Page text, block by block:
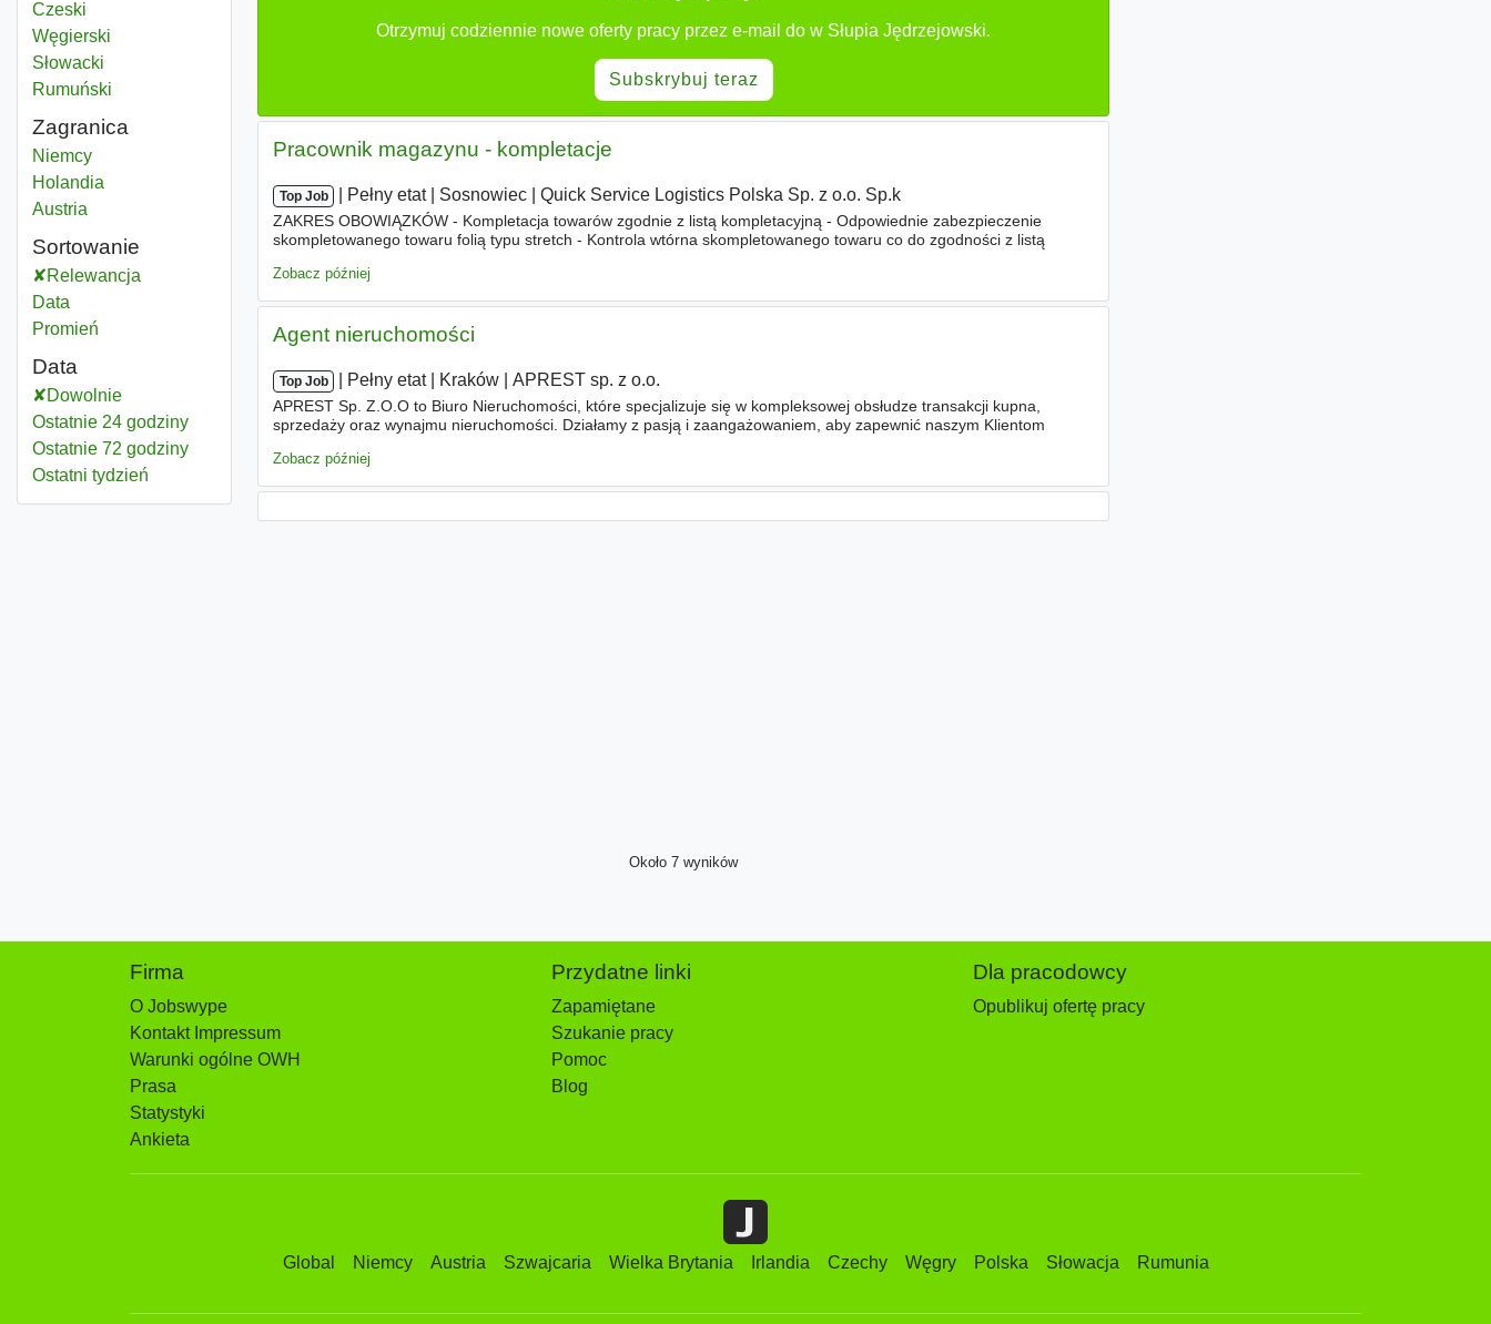
Czeski
Węgierski
Słowacki
Rumuński
Zagranica
Niemcy
Holandia
Austria
Sortowanie
Relewancja
Data
Promień
Data
Dowolnie
Ostatnie 24 godziny
Ostatnie 72 godziny
Ostatni tydzień
Otrzymuj codziennie nowe oferty pracy przez e-mail do w Słupia Jędrzejowski.
Subskrybuj teraz
Pracownik magazynu - kompletacje
Top Job Pełny etat| Sosnowiec Quick Service Logistics Polska Sp. z o.o. Sp.k
ZAKRES OBOWIĄZKÓW - Kompletacja towarów zgodnie z listą kompletacyjną - Odpowiednie zabezpieczenie
skompletowanego towaru folią typu stretch - Kontrola wtórna skompletowanego towaru co do zgodności z listą
Zobacz później
Agent nieruchomości
Top Job Pełny etat| Kraków APREST sp. z o.o.
APREST Sp. Z.O.O to Biuro Nieruchomości, które specjalizuje się w kompleksowej obsłudze transakcji kupna,
sprzedaży oraz wynajmu nieruchomości. Działamy z pasją i zaangażowaniem, aby zapewnić naszym Klientom
Zobacz później
Około 7 wyników
Firma
O Jobswype
Kontakt Impressum
Warunki ogólne OWH
Prasa
Statystyki
Ankieta
Przydatne linki
Zapamiętane
Szukanie pracy
Pomoc
Blog
Dla pracodowcy
Opublikuj ofertę pracy
Global Niemcy Austria Szwajcaria Wielka Brytania Irlandia Czechy Węgry Polska Słowacja Rumunia